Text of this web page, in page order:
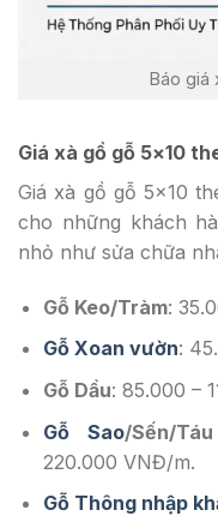
Báo giá
Giá xà gồ gỗ 5×10
Giá xà gồ gỗ 5×10
cho những khách
nhỏ như sửa chữa
Gỗ Keo/Tràm:
Gỗ Xoan vườn:
Gỗ Dầu: 85.000 –
Gỗ Sao/Sến/
220.000 VNĐ/m.
Gỗ Thông nhập